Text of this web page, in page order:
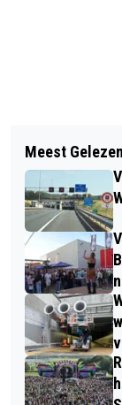
ZIJN
Meest Gelezen